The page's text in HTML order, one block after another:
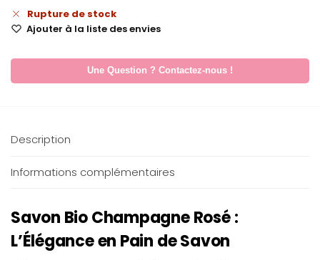
Rupture de stock
Ajouter à la liste des envies
Une Question ? Contactez-nous !
Description
Informations complémentaires
Savon Bio Champagne Rosé :
L’Élégance en Pain de Savon